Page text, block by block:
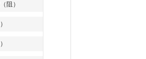
阻）